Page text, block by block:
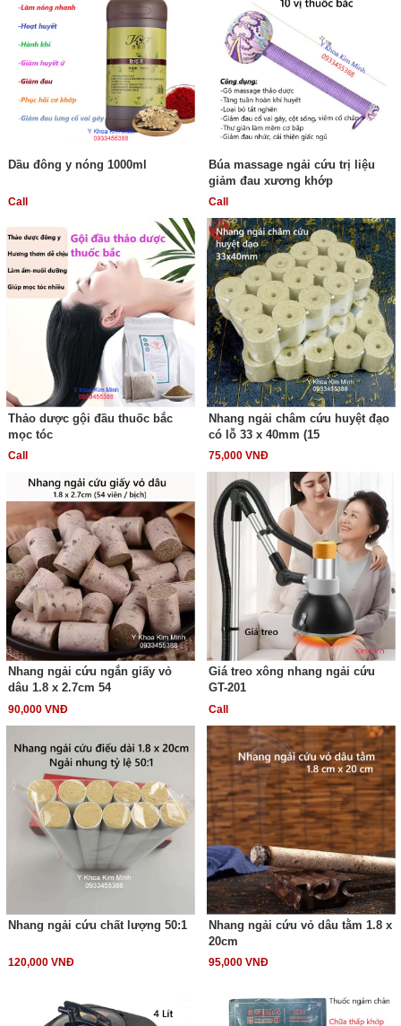
Dầu đông y nóng 1000ml
Call
Búa massage ngải cứu trị liệu
giảm đau xương khớp
Call
Thảo dược gội đầu thuốc bắc
mọc tóc
Call
Nhang ngải châm cứu huyệt đạo
có lỗ 33 x 40mm (15
75,000 VNĐ
Nhang ngải cứu ngắn giấy vỏ
dâu 1.8 x 2.7cm 54
90,000 VNĐ
Giá treo xông nhang ngải cứu
GT-201
Call
Nhang ngải cứu chất lượng 50:1
120,000 VNĐ
Nhang ngải cứu vỏ dâu tằm 1.8 x
20cm
95,000 VNĐ